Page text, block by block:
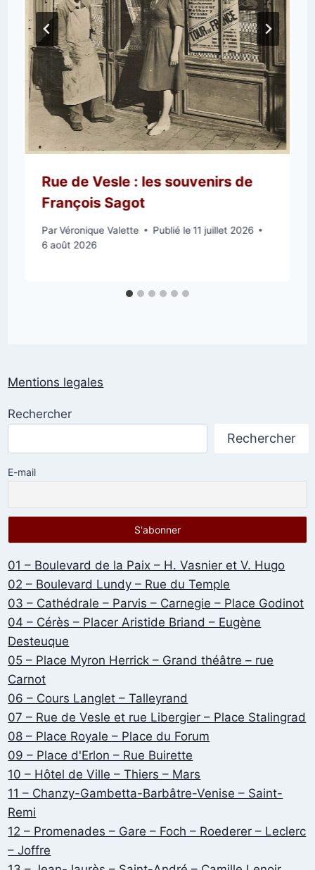
Rue de Vesle : les souvenirs de
François Sagot
ParVéronique Valette Publié le 11 juillet 2026
6 août 2026
Mentions legales
Rechercher
Rechercher
E-mail
01 – Boulevard de la Paix – H. Vasnier et V. Hugo
02 – Boulevard Lundy – Rue du Temple
03 – Cathédrale – Parvis – Carnegie – Place Godinot
04 – Cérès – Placer Aristide Briand – Eugène
Desteuque
05 – Place Myron Herrick – Grand théâtre – rue
Carnot
06 – Cours Langlet – Talleyrand
07 – Rue de Vesle et rue Libergier – Place Stalingrad
08 – Place Royale – Place du Forum
09 – Place d'Erlon – Rue Buirette
10 – Hôtel de Ville – Thiers – Mars
11 – Chanzy-Gambetta-Barbâtre-Venise – Saint-
Remi
12 – Promenades – Gare – Foch – Roederer – Leclerc
– Joffre